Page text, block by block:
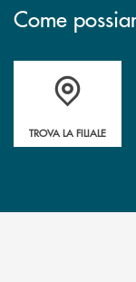
Come
Accedi all' elenco
TROVA LA FILIALE